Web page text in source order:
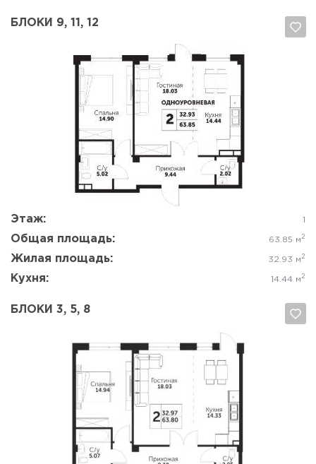
БЛОКИ 9, 11, 12
Этаж: 1
Общая площадь: 63.85 м 2
Жилая площадь: 32.93 м 2
Кухня: 14.44 м 2
Да, удалить Отмена
БЛОКИ 3, 5, 8
Да, удалить Отмена